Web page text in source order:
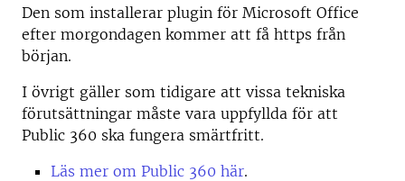
Den som installerar plugin för Microsoft Office
efter morgondagen kommer att få https från
början.
I övrigt gäller som tidigare att vissa tekniska
förutsättningar måste vara uppfyllda för att
Public 360 ska fungera smärtfritt.
Läs mer om Public 360 här.